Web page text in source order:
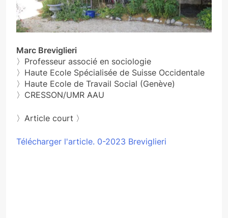
Marc Breviglieri
〉Professeur associé en sociologie
〉Haute Ecole Spécialisée de Suisse Occidentale
〉Haute Ecole de Travail Social (Genève)
〉CRESSON/UMR AAU
〉Article court 〉
Télécharger l'article. 0-2023 Breviglieri